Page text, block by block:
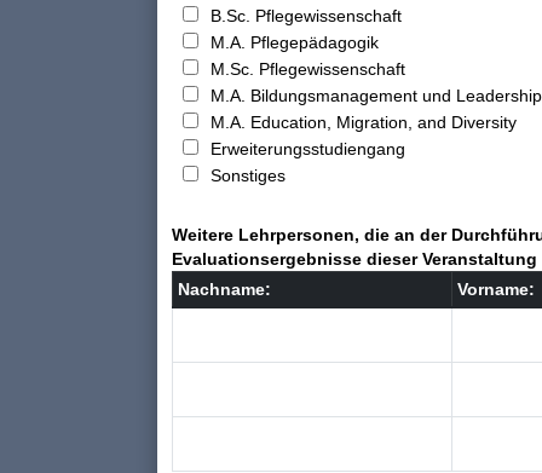
B.Sc. Pflegewissenschaft
M.A. Pflegepädagogik
M.Sc. Pflegewissenschaft
M.A. Bildungsmanagement und
M.A. Education, Migration, and Diversity
Erweiterungsstudiengang
Sonstiges
Weitere Lehrpersonen, die an der
Evaluationsergebnisse dieser
Nachname:
Vorname: